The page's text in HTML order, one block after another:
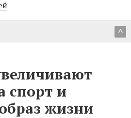
^
спорт и
жизни